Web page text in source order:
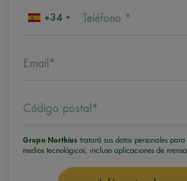
+34 Teléfono *
Email*
Código postal*
Grupo Northius tratará sus datos personales
medios tecnológicos, incluso aplicaciones de
seleccionado o de otros directamente relacionados